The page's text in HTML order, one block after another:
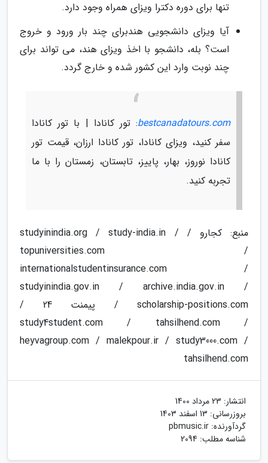
تنها برای دوره دکترا ویزای همراه وجود دارد.
آیا ویزای دانشجویی هندبرای چند بار ورود و خروج
است؟ بله، دانشجو با اخذ ویزای هند، می تواند برای
چند نوبت وارد این کشور شده و خارج گردد.
bestcanadatours.com: تور کانادا | با تور کانادا
سفر کنید، ویزای کانادا، تور کانادا ارزان، قیمت تور
کانادا نوروز، بهار، پاییز، تابستان، زمستان را با ما
تجربه کنید.
منبع: کجارو / studyinindia.org / study-india.in /
topuniversities.com /
internationalstudentinsurance.com /
studyinindia.gov.in / archive.india.gov.in /
scholarship-positions.com / پیمنت 24 /
study4student.com / tahsilhend.com /
heyvagroup.com / malekpour.ir / study3000.com /
tahsilhend.com
انتشار: 23 مرداد 1400
بروزرسانی: 13 اسفند 1403
گردآورنده: pbmusic.ir
شناسه مطلب: 2094